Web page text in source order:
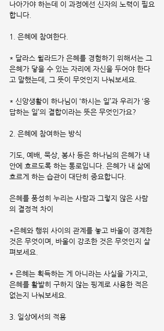
나아가야 하는데 이 과정에선 신자의 노력이 필요
합니다.
1. 은혜에 참여한다.
* 달라스 윌라드가 은혜를 경험하기 위해서는 그
은혜가 닿을 수 있는 자리에 자신을 두어야 한다
고 말했는데, 그 뜻이 무엇인지 나눠보세요.
* 신앙생활이 하나님이 ‘하시는 일’과 우리가 ‘응
답하는 일’의 결합이라는 뜻은 무엇인가요?
2. 은혜에 참여하는 방식
기도, 예배, 묵상, 봉사 등은 하나님의 은혜가 내
안에 흐르도록 하는 통로입니다. 은혜가 내 삶에
흐르게 하는 습관이 대단히 중요합니다.
은혜를 풍성히 누리는 사람과 그렇지 않은 사람
의 결정적 차이
*은혜와 행위 사이의 관계를 놓고 바울이 경계한
것은 무엇이며, 바울이 강조한 것은 무엇인지 살
펴보세요.
* 은혜는 획득하는 게 아니라는 사실을 가지고,
은혜를 활발히 구하지 않는 핑계로 사용한 적은
없는지 나눠보세요.
3. 일상에서의 적용